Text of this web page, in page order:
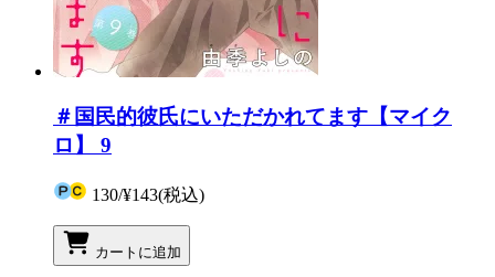
＃国民的彼氏にいただかれてます【マイク
ロ】 9
130/¥143(税込)
カートに追加